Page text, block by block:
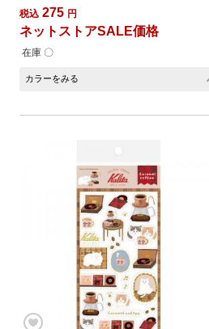
税込 275 円
ネットストアSALE価格
在庫 〇
カラーをみる